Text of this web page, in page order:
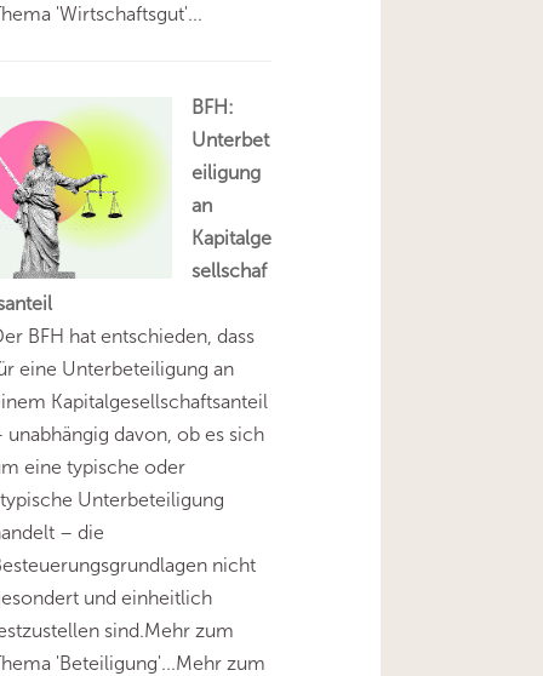
'Wirtschaftsgut'...
BFH:
Unterbet
eiligung
an
Kapitalge
sellschaf
BFH hat entschieden, dass
eine Unterbeteiligung an
Kapitalgesellschaftsanteil
unabhängig davon, ob es sich
eine typische oder
Unterbeteiligung
– die
nicht
und einheitlich
sind.Mehr zum
'Beteiligung'...Mehr zum